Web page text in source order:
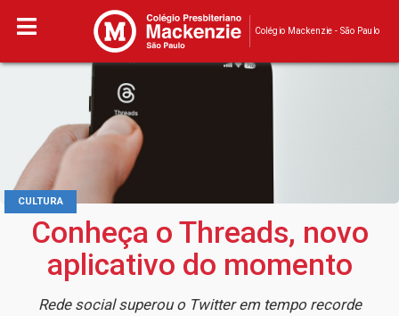
Colégio Mackenzie - São Paulo
CULTURA
Conheça o Threads, novo
aplicativo do momento
Rede social superou o Twitter em tempo recorde